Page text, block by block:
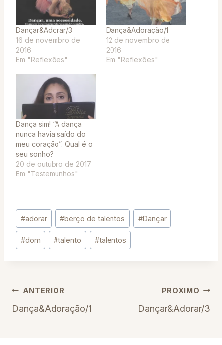
Dançar&Adorar/3
16 de novembro de
2016
Em "Reflexões"
Dança&Adoração/1
12 de novembro de
2016
Em "Reflexões"
Dança sim! “A dança
nunca havia saído do
meu coração”. Qual é o
seu sonho?
20 de outubro de 2017
Em "Testemunhos"
Tags
do
Post:
#adorar #berço de talentos #Dançar
#dom #talento #talentos
Navegação
ANTERIOR
Dança&Adoração/1
PRÓXIMO
Dançar&Adorar/3